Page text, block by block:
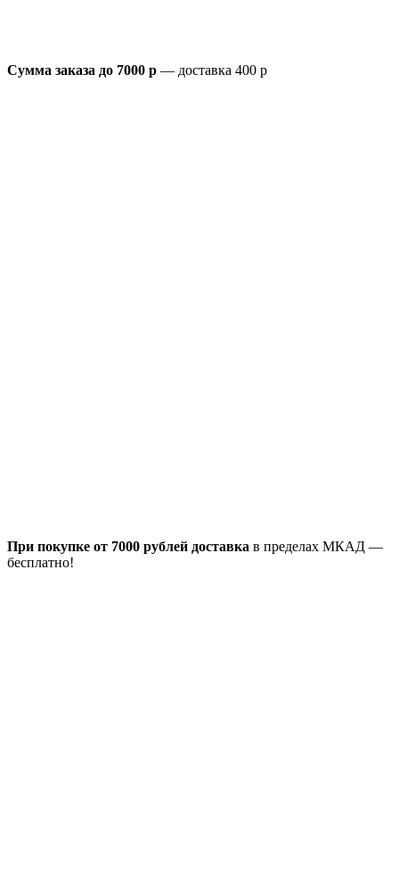
Сумма заказа до 7000 р — доставка 400 р
При покупке от 7000 рублей доставка в пределах МКАД —
бесплатно!